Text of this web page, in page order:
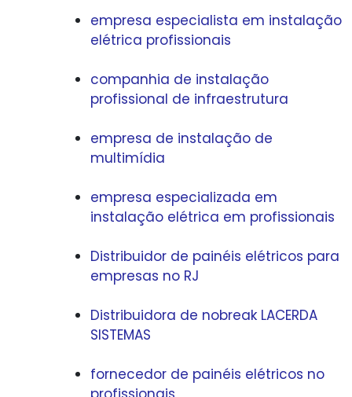
empresa especialista em instalação
elétrica profissionais
companhia de instalação
profissional de infraestrutura
empresa de instalação de
multimídia
empresa especializada em
instalação elétrica em profissionais
Distribuidor de painéis elétricos para
empresas no RJ
Distribuidora de nobreak LACERDA
SISTEMAS
fornecedor de painéis elétricos no